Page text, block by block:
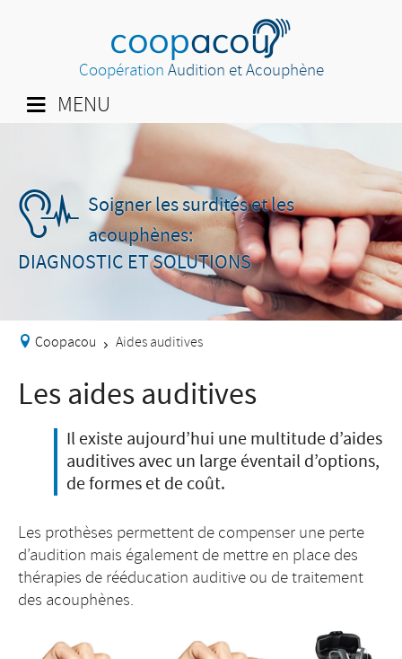
CoopérationAudition et Acouphène
MENU
Soigner les surdités et les
acouphènes:
DIAGNOSTIC ET SOLUTIONS
Coopacou > Aides auditives
Les aides auditives
Il existe aujourd’hui une multitude d’aides
auditives avec un large éventail d’options,
de formes et de coût.
Les prothèses permettent de compenser une perte
d’audition mais également de mettre en place des
thérapies de rééducation auditive ou de traitement
des acouphènes.